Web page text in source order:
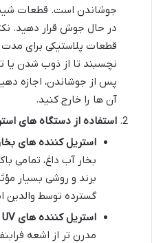
در حال جوش قرار دهید.
قطعات پلاستیکی برای مدت
نچسبند تا از ذوب شدن یا
پس از جوشاندن، اجازه
آن ها را خارج کنید.
استفاده از دستگاه های
استریل کننده های
بخار آب داغ، تمامی
برند و روشی بسیار
گسترده توسط والدین
استریل کننده های UV (فرابنفش):
مدرن تر از اشعه